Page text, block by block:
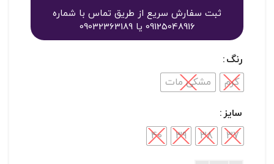
ثبت سفارش سریع از طریق تماس با شماره
09125048916 یا 09032363189
رنگ
کرم
مشکی مات
سایز
37
38
39
40